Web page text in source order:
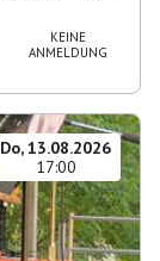
KEINE
ANMELDUNG
Do, 13.08.2026
17:00